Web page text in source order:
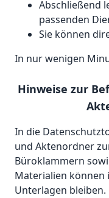
Abschließend
passenden
Sie können
In nur wenigen
Hinweise zur
In die
und Aktenordner
Büroklammern
Materialien können
Unterlagen bleiben.